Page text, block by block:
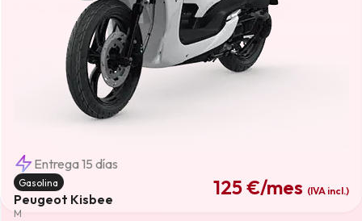
Entrega 15 días
Peugeot Kisbee
M
125 €/mes (IVA incl.)
Gasolina